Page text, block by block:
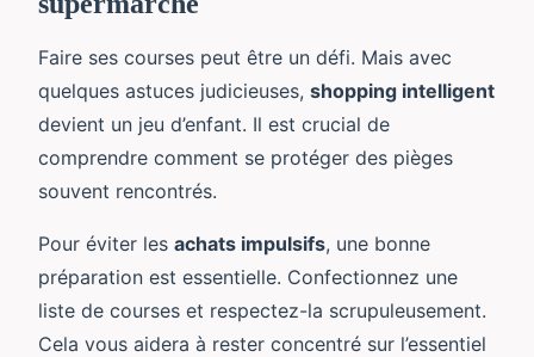
Faire ses courses peut être un défi. Mais avec
quelques astuces judicieuses, shopping intelligent
devient un jeu d’enfant. Il est crucial de
comprendre comment se protéger des pièges
souvent rencontrés.
Pour éviter les achats impulsifs, une bonne
préparation est essentielle. Confectionnez une
liste de courses et respectez-la scrupuleusement.
Cela vous aidera à rester concentré sur l’essentiel